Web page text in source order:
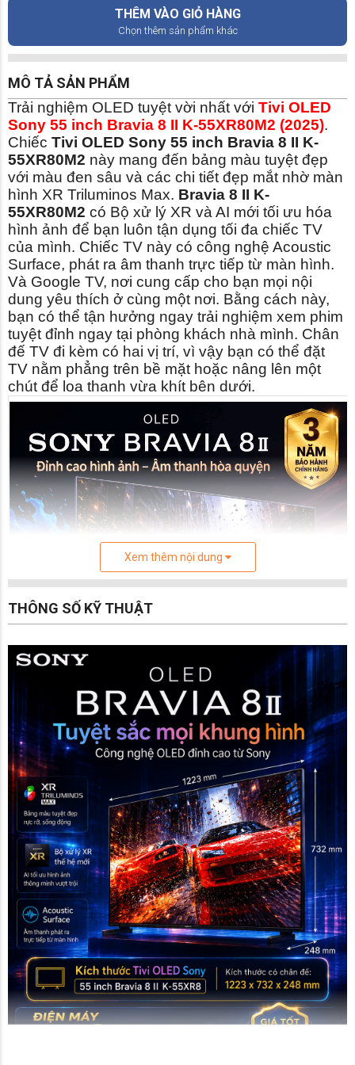
THÊM VÀO GIỎ HÀNG
Chọn thêm sản phẩm khác
MÔ TẢ SẢN PHẨM
Trải nghiệm OLED tuyệt vời nhất với Tivi OLED
Sony 55 inch Bravia 8 II K-55XR80M2 (2025).
Chiếc Tivi OLED Sony 55 inch Bravia 8 II K-
55XR80M2 này mang đến bảng màu tuyệt đẹp
với màu đen sâu và các chi tiết đẹp mắt nhờ màn
hình XR Triluminos Max. Bravia 8 II K-
55XR80M2 có Bộ xử lý XR và AI mới tối ưu hóa
hình ảnh để bạn luôn tận dụng tối đa chiếc TV
của mình. Chiếc TV này có công nghệ Acoustic
Surface, phát ra âm thanh trực tiếp từ màn hình.
Và Google TV, nơi cung cấp cho bạn mọi nội
dung yêu thích ở cùng một nơi. Bằng cách này,
bạn có thể tận hưởng ngay trải nghiệm xem phim
tuyệt đỉnh ngay tại phòng khách nhà mình. Chân
đế TV đi kèm có hai vị trí, vì vậy bạn có thể đặt
TV nằm phẳng trên bề mặt hoặc nâng lên một
chút để loa thanh vừa khít bên dưới.
Tivi OLED Sony 55 inch Bravia 8 II K-
55XR80M2 (2025)là sản phẩm BRAVIA 8 thế hệ
thứ II vừa được Sony cho ra mắt vào năm 2025.
Đi kèm với Màn hình OLED kết hợp với công
nghệ XR Contrast Booster 15 tăng cường độ
tương phản cực sâu, thể hiện rõ ràng nhiều màu
sắc khác nhau. Cùng với hàng triệu điểm ảnh tự
phát sáng cho sắc đen tuyệt đối , độ sáng chân
thật và tái hiện chính xác hàng tỷ sắc mầu .
Xem thêm nội dung
THÔNG SỐ KỸ THUẬT